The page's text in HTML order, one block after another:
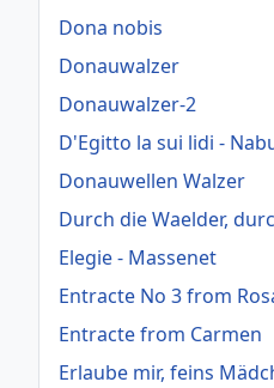
Dona nobis
Donauwalzer
Donauwalzer-2
D'Egitto la sui lidi -
Donauwellen Walzer
Durch die Waelder,
Elegie - Massenet
Entracte No 3 from
Entracte from Carmen
Erlaube mir, feins